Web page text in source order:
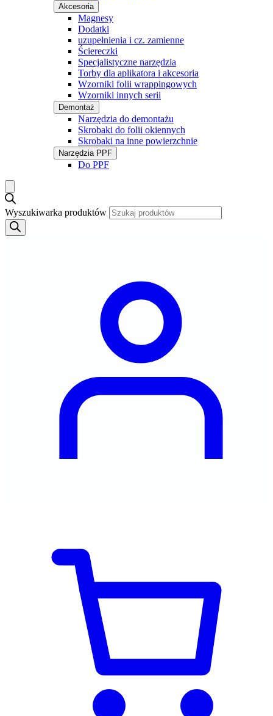
Akcesoria
Magnesy
Dodatki
uzupełnienia i cz. zamienne
Ściereczki
Specjalistyczne narzędzia
Torby dla aplikatora i akcesoria
Wzorniki folii wrappingowych
Wzorniki innych serii
Demontaż
Narzędzia do demontażu
Skrobaki do folii okiennych
Skrobaki na inne powierzchnie
Narzędzia PPF
Do PPF
Wyszukiwarka produktów